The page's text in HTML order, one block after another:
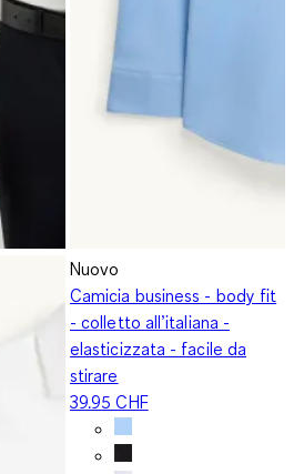
Nuovo
Camicia business - body fit
- colletto all’italiana -
elasticizzata - facile da
stirare
39.95 CHF